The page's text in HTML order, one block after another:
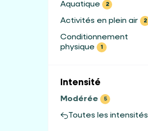
Aquatique 2
Activités en plein air 2
Conditionnement
physique
1
Intensité
Modérée 5
Toutes les intensités